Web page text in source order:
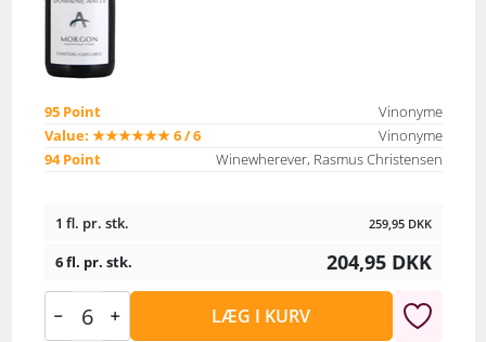
95 Point
Vinonyme
Value: ★★★★★★ 6 / 6
Vinonyme
94 Point
Winewherever, Rasmus Christensen
1 fl. pr. stk. 259,95 DKK
6 fl. pr. stk. 204,95 DKK
LÆG I KURV